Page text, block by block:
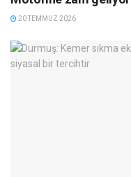
20 TEMMUZ 2026